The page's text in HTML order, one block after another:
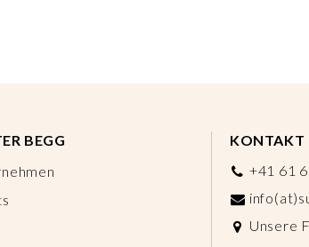
BEGG
KONTAKT
+41 61
Unsere